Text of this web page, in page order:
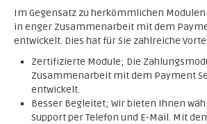
Im Gegensatz zu herkömmlichen
in enger Zusammenarbeit mit dem
entwickelt. Dies hat für Sie zahlreiche
Zertifizierte Module; Die
Zusammenarbeit mit dem Payment
entwickelt.
Besser Begleitet; Wir bieten Ihnen
Support per Telefon und E-Mail. Mit